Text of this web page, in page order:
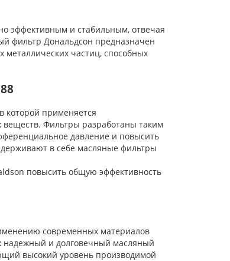
эффективным и стабильным, отвечая
фильтр Дональдсон предназначен
металлических частиц, способных
которой применяется
Фильтры разработаны таким
давление и повысить
в себе масляные фильтры
повысить общую эффективность
современных материалов
надежный и долговечный масляный
высокий уровень производимой